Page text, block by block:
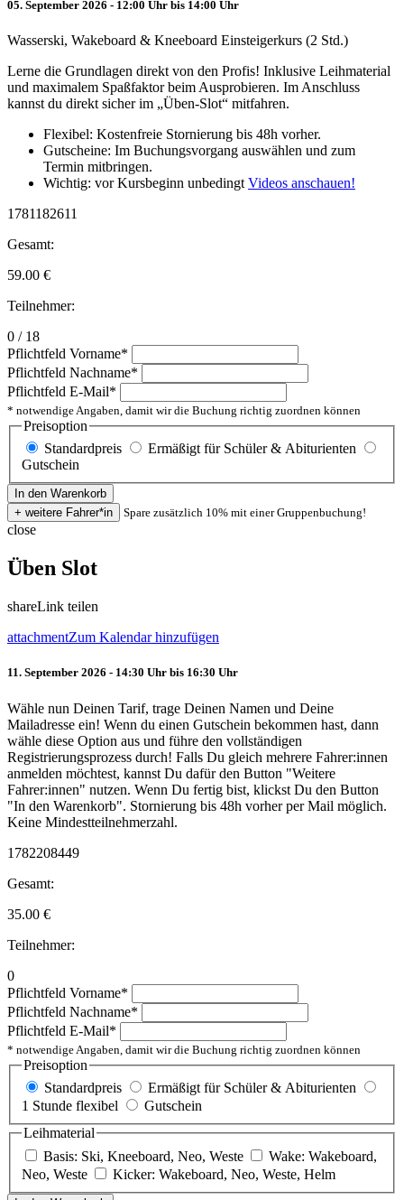
05. September 2026 - 12:00 Uhr bis 14:00 Uhr
Wasserski, Wakeboard & Kneeboard Einsteigerkurs (2 Std.)
Lerne die Grundlagen direkt von den Profis! Inklusive Leihmaterial
und maximalem Spaßfaktor beim Ausprobieren. Im Anschluss
kannst du direkt sicher im „Üben-Slot“ mitfahren.
Flexibel: Kostenfreie Stornierung bis 48h vorher.
Gutscheine: Im Buchungsvorgang auswählen und zum
Termin mitbringen.
Wichtig: vor Kursbeginn unbedingt Videos anschauen!
1781182611
Gesamt:
59.00 €
Teilnehmer:
0 / 18
Pflichtfeld Vorname*
Pflichtfeld Nachname*
Pflichtfeld E-Mail*
* notwendige Angaben, damit wir die Buchung richtig zuordnen können
Preisoption
Standardpreis
Ermäßigt für Schüler & Abiturienten
Gutschein
Spare zusätzlich 10% mit einer Gruppenbuchung!
close
Üben Slot
shareLink teilen
attachmentZum Kalendar hinzufügen
11. September 2026 - 14:30 Uhr bis 16:30 Uhr
Wähle nun Deinen Tarif, trage Deinen Namen und Deine
Mailadresse ein! Wenn du einen Gutschein bekommen hast, dann
wähle diese Option aus und führe den vollständigen
Registrierungsprozess durch! Falls Du gleich mehrere Fahrer:innen
anmelden möchtest, kannst Du dafür den Button "Weitere
Fahrer:innen" nutzen. Wenn Du fertig bist, klickst Du den Button
"In den Warenkorb". Stornierung bis 48h vorher per Mail möglich.
Keine Mindestteilnehmerzahl.
1782208449
Gesamt:
35.00 €
Teilnehmer:
0
Pflichtfeld Vorname*
Pflichtfeld Nachname*
Pflichtfeld E-Mail*
* notwendige Angaben, damit wir die Buchung richtig zuordnen können
Preisoption
Standardpreis
Ermäßigt für Schüler & Abiturienten
1 Stunde flexibel
Gutschein
Leihmaterial
Basis: Ski, Kneeboard, Neo, Weste
Wake: Wakeboard,
Neo, Weste
Kicker: Wakeboard, Neo, Weste, Helm